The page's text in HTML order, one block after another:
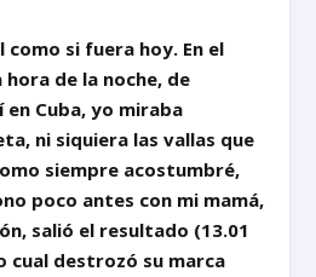
como si fuera hoy. En el
de la noche, de
Cuba, yo miraba
ni siquiera las vallas que
siempre acostumbré,
poco antes con mi mamá,
salió el resultado (13.01
cual destrozó su marca